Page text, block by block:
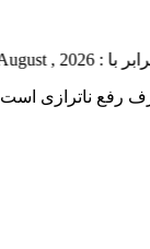
رفع ناترازی است